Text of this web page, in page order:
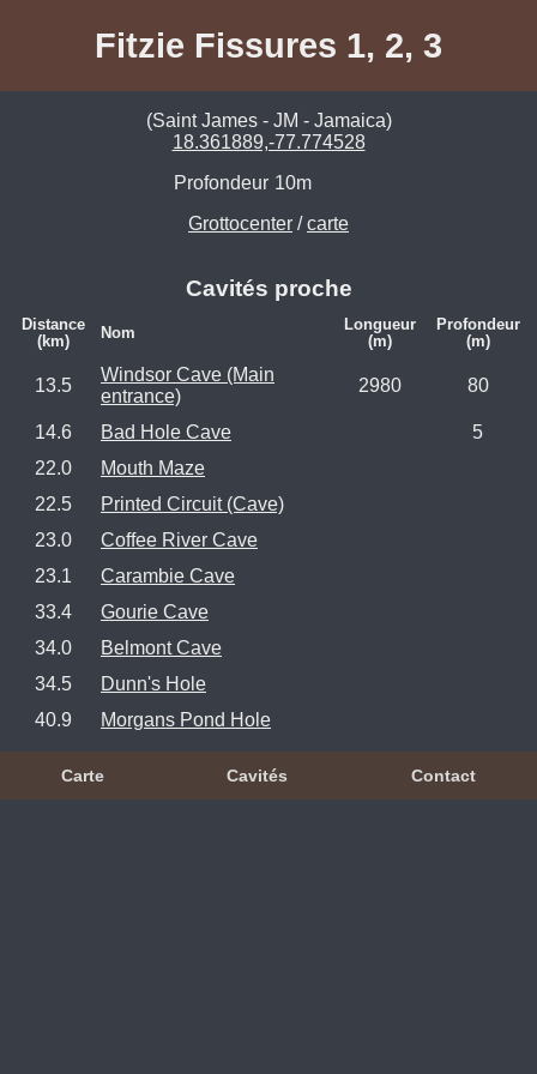
Fitzie Fissures 1, 2, 3
(Saint James - JM - Jamaica)
18.361889,-77.774528
Profondeur 10m
Grottocenter /carte
Cavités proche
Distance
(km)
Nom
Longueur
(m)
Profondeur
(m)
13.5
Windsor Cave (Main
entrance)
2980 80
14.6 Bad Hole Cave
5
22.0
Mouth Maze
22.5
Printed Circuit (Cave)
23.0
Coffee River Cave
23.1
Carambie Cave
33.4
Gourie Cave
34.0
Belmont Cave
34.5
Dunn's Hole
40.9
Morgans Pond Hole
Carte Cavités Contact